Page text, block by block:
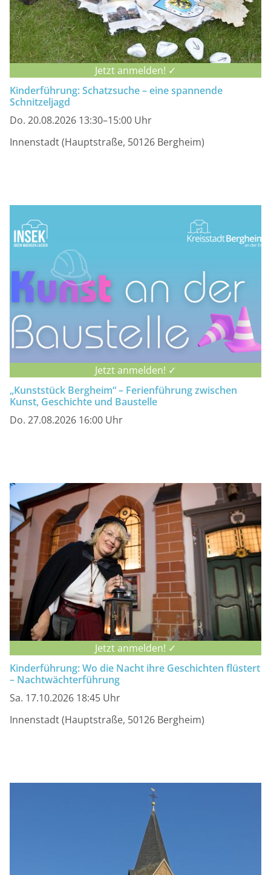
Jetzt anmelden! ✓
Kinderführung: Schatzsuche – eine spannende
Schnitzeljagd
Do. 20.08.2026 13:30–15:00 Uhr
Innenstadt (Hauptstraße, 50126 Bergheim)
Jetzt anmelden! ✓
„Kunststück Bergheim“ – Ferienführung zwischen
Kunst, Geschichte und Baustelle
Do. 27.08.2026 16:00 Uhr
Jetzt anmelden! ✓
Kinderführung: Wo die Nacht ihre Geschichten flüstert
– Nachtwächterführung
Sa. 17.10.2026 18:45 Uhr
Innenstadt (Hauptstraße, 50126 Bergheim)